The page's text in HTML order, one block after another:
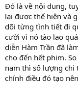
Đó là về nội dung,
lại được thể hiện và
dõi từng tình tiết đi
cười vì nó tào lao
diễn Hàm Trần đã
cho đến hết phim.
nam thì số lượng chi
chính điều đó tạo